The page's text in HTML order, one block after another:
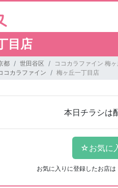
目店
都 世田谷区
ココカラファイン 梅
コカラファイン 梅ヶ丘一丁目店
本日チラシは
お気に入りに登録したお店は